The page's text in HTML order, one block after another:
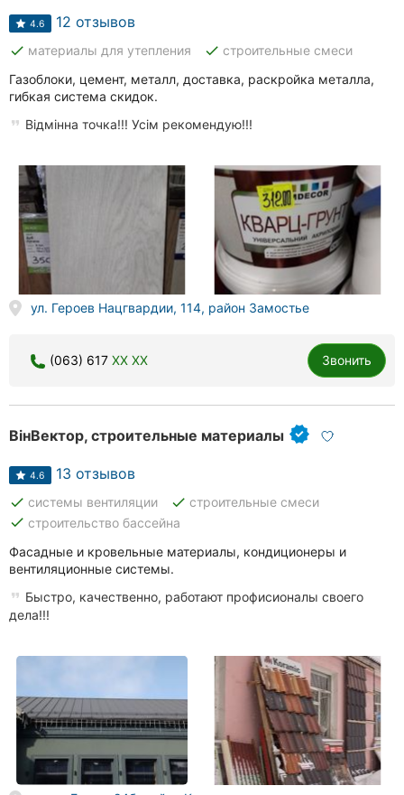
4.6 12 отзывов
done материалы для утепления done строительные смеси
Газоблоки, цемент, металл, доставка, раскройка металла,
гибкая система скидок.
Відмінна точка!!! Усім рекомендую!!!
ул. Героев Нацгвардии, 114, район Замостье
(063) 617 XX XX Звонить
ВінВектор, строительные материалы
4.6 13 отзывов
done системы вентиляции done строительные смеси
done строительство бассейна
Фасадные и кровельные материалы, кондиционеры и
вентиляционные системы.
Быстро, качественно, работают профисионалы своего
дела!!!